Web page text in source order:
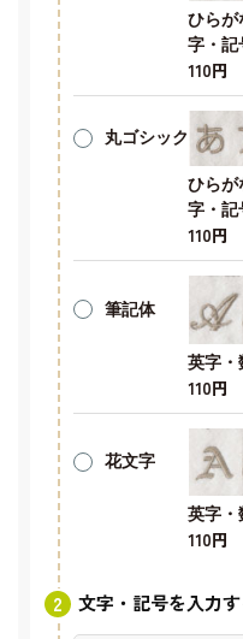
ひらが
字・記
110円
丸ゴシック
ひらが
字・記
110円
筆記体
英字・
110円
花文字
英字・
110円
文字・記号を入力す